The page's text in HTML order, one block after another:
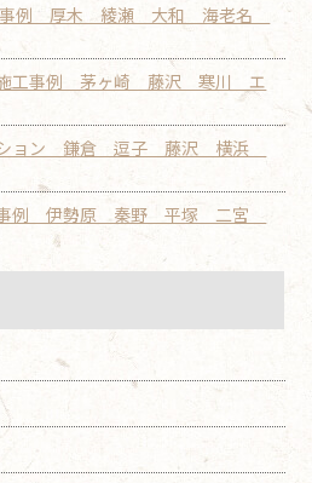
事例 厚木 綾瀬 大和 海老名
施工事例 茅ヶ崎 藤沢 寒川 エ
ション 鎌倉 逗子 藤沢 横浜
事例 伊勢原 秦野 平塚 二宮